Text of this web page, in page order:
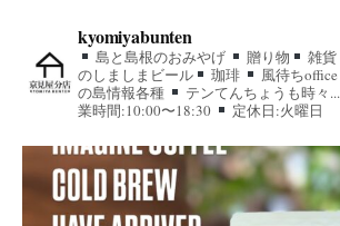
kyomiyabunten
島と島根のおみやげ 贈り物 雑貨
のしましまビール
珈琲 風待ちoffice
の島情報各種
テンてんちょうも時々
業時間:10:00〜18:30
定休日:火曜日